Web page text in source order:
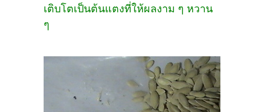
เติบโตเป็นต้นแตงที่ให้ผลงาม ๆ หวาน
ๆ